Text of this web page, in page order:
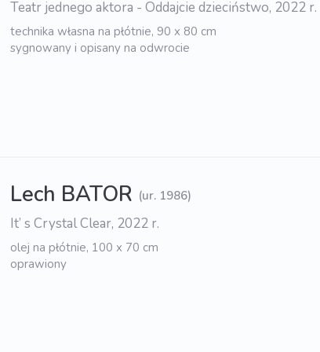
Teatr jednego aktora - Oddajcie dzieciństwo, 2022 r.
technika własna na płótnie, 90 x 80 cm
sygnowany i opisany na odwrocie
Lech BATOR (ur. 1986)
It’ s Crystal Clear, 2022 r.
olej na płótnie, 100 x 70 cm
oprawiony